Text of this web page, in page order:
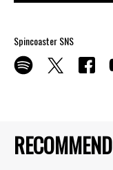
RECOMMEND
Spincoaster SNS